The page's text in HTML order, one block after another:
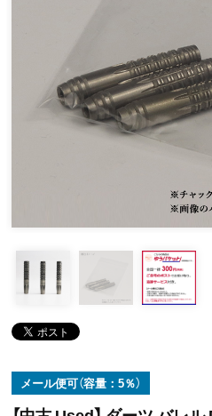
メール便可（容量：5％）